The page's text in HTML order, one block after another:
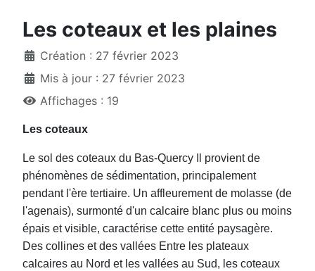
Les coteaux et les plaines
Création : 27 février 2023
Mis à jour : 27 février 2023
Affichages : 19
Les coteaux
Le sol des coteaux du Bas-Quercy Il provient de
phénomènes de sédimentation, principalement
pendant l'ère tertiaire. Un affleurement de molasse (de
l'agenais), surmonté d'un calcaire blanc plus ou moins
épais et visible, caractérise cette entité paysagère.
Des collines et des vallées Entre les plateaux
calcaires au Nord et les vallées au Sud, les coteaux